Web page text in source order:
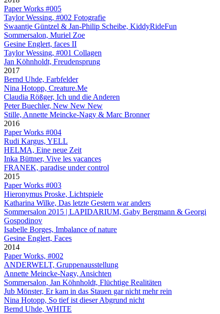
Paper Works #005
Taylor Wessing, #002 Fotografie
Swaantje Güntzel & Jan-Philip Scheibe, KiddyRideFun
Sommersalon, Muriel Zoe
Gesine Englert, faces II
Taylor Wessing, #001 Collagen
Jan Köhnholdt, Freudensprung
2017
Bernd Uhde, Farbfelder
Nina Hotopp, Creature.Me
Claudia Rößger, Ich und die Anderen
Peter Buechler, New New New
Stille, Annette Meincke-Nagy & Marc Bronner
2016
Paper Works #004
Rudi Kargus, YELL
HELMA, Eine neue Zeit
Inka Büttner, Vive les vacances
FRANEK, paradise under control
2015
Paper Works #003
Hieronymus Proske, Lichtspiele
Katharina Wilke, Das letzte Gestern war anders
Sommersalon 2015 | LAPIDARIUM, Gaby Bergmann & Georgi
Gospodinov
Isabelle Borges, Imbalance of nature
Gesine Englert, Faces
2014
Paper Works, #002
ANDERWELT, Gruppenausstellung
Annette Meincke-Nagy, Ansichten
Sommersalon, Jan Köhnholdt, Flüchtige Realitäten
Jub Mönster, Er kam in das Stauen gar nicht mehr rein
Nina Hotopp, So tief ist dieser Abgrund nicht
Bernd Uhde, WHITE